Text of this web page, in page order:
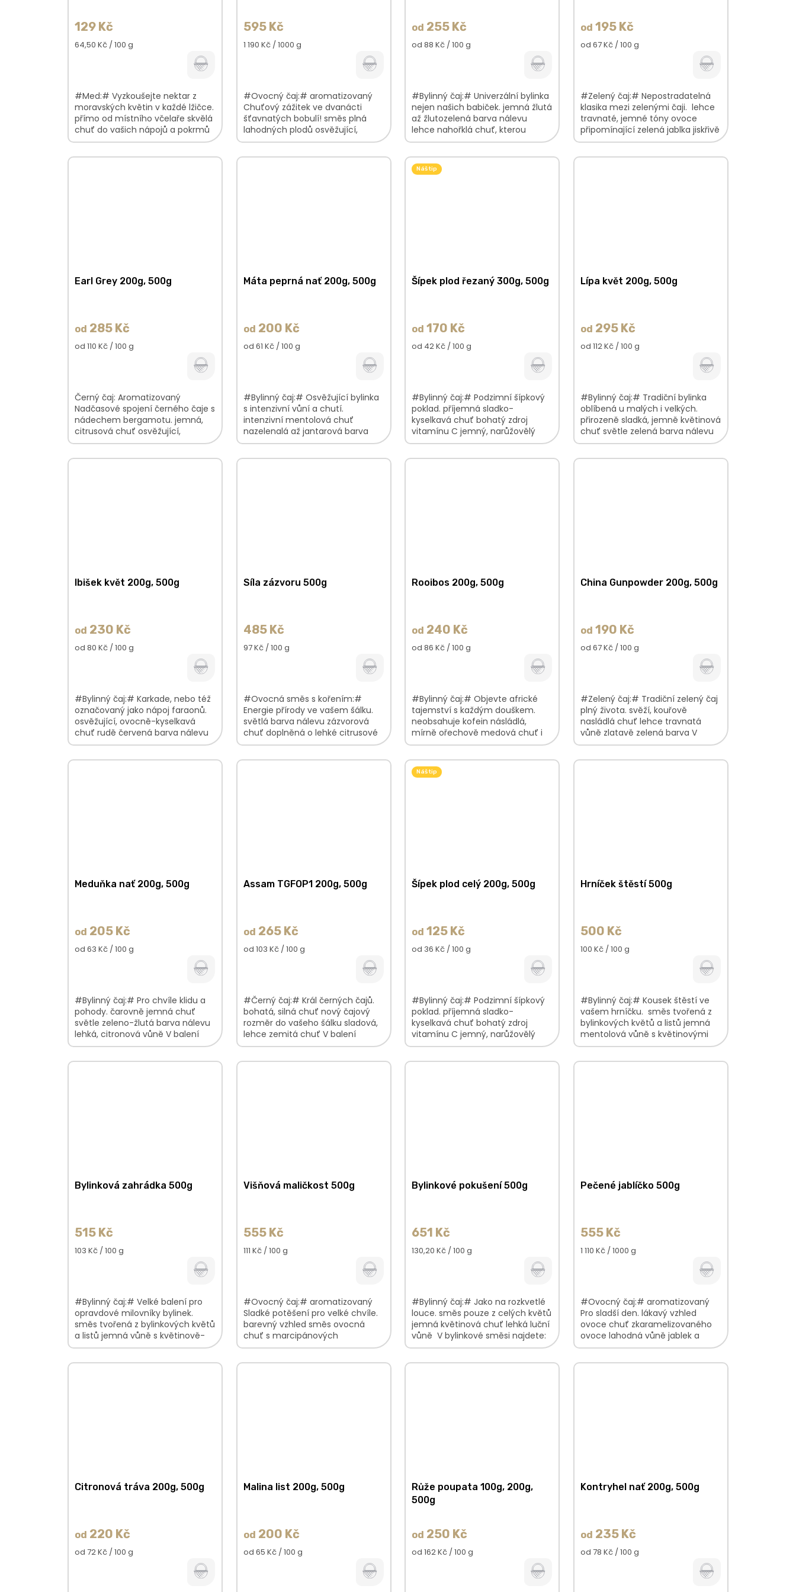
129 Kč
Měrná
64,50 Kč / 100 g
#Med:# Vyzkoušejte nektar z
moravských květin v každé lžičce.
přímo od místního včelaře skvělá
chuť do vašich nápojů a pokrmů
tekuté zlato Pouze jednotná
595 Kč
Měrná
1 190 Kč / 1000 g
#Ovocný čaj:# aromatizovaný
Chuťový zážitek ve dvanácti
šťavnatých bobulí! směs plná
lahodných plodů osvěžující,
ovocná chuť lahodná vůně
od 255 Kč
Měrná
od 88 Kč / 100 g
#Bylinný čaj:# Univerzální bylinka
nejen našich babiček. jemná žlutá
až žlutozelená barva nálevu
lehce nahořklá chuť, kterou
doporučujeme osladit lžičkou
od 195 Kč
Měrná
od 67 Kč / 100 g
#Zelený čaj:# Nepostradatelná
klasika mezi zelenými čaji. lehce
travnaté, jemné tóny ovoce
připomínající zelená jablka jiskřivě
svěží vůně žlutozelený nálev V...
Earl Grey 200g, 500g
od 285 Kč
Měrná
od 110 Kč / 100 g
Černý čaj: Aromatizovaný
Nadčasové spojení černého čaje s
nádechem bergamotu. jemná,
citrusová chuť osvěžující,
výrazná vůně typicky britský čaj
Máta peprná nať 200g, 500g
od 200 Kč
Měrná
od 61 Kč / 100 g
#Bylinný čaj:# Osvěžující bylinka
s intenzivní vůní a chutí.
intenzivní mentolová chuť
nazelenalá až jantarová barva
typická svěží vůně V balení
Náš tip
Šípek plod řezaný 300g, 500g
od 170 Kč
Měrná
od 42 Kč / 100 g
#Bylinný čaj:# Podzimní šípkový
poklad. příjemná sladko-
kyselkavá chuť bohatý zdroj
vitamínu C jemný, narůžovělý
nálev V balení najdete: Šípek plod
Lípa květ 200g, 500g
od 295 Kč
Měrná
od 112 Kč / 100 g
#Bylinný čaj:# Tradiční bylinka
oblíbená u malých i velkých.
přirozeně sladká, jemně květinová
chuť světle zelená barva nálevu
lehká květinová vůně V balení
Ibišek květ 200g, 500g
od 230 Kč
Měrná
od 80 Kč / 100 g
#Bylinný čaj:# Karkade, nebo též
označovaný jako nápoj faraonů.
osvěžující, ovocně-kyselkavá
chuť rudě červená barva nálevu
květinovo-ovocná vůně V balení
Síla zázvoru 500g
485 Kč
Měrná
97 Kč / 100 g
#Ovocná směs s kořením:#
Energie přírody ve vašem šálku.
světlá barva nálevu zázvorová
chuť doplněná o lehké citrusové
podtóny citrusově-kořeněná
Rooibos 200g, 500g
od 240 Kč
Měrná
od 86 Kč / 100 g
#Bylinný čaj:# Objevte africké
tajemství s každým douškem.
neobsahuje kofein násládlá,
mírně ořechově medová chuť i
aroma sytá, červenohnědá barva
China Gunpowder 200g, 500g
od 190 Kč
Měrná
od 67 Kč / 100 g
#Zelený čaj:# Tradiční zelený čaj
plný života. svěží, kouřově
nasládlá chuť lehce travnatá
vůně zlatavě zelená barva V
balení najdete: China
Meduňka nať 200g, 500g
od 205 Kč
Měrná
od 63 Kč / 100 g
#Bylinný čaj:# Pro chvíle klidu a
pohody. čarovně jemná chuť
světle zeleno-žlutá barva nálevu
lehká, citronová vůně V balení
najdete: Meduňka lékařskánať
Assam TGFOP1 200g, 500g
od 265 Kč
Měrná
od 103 Kč / 100 g
#Černý čaj:# Král černých čajů.
bohatá, silná chuť nový čajový
rozměr do vašeho šálku sladová,
lehce zemitá chuť V balení
najdete: Assam TGFOP1100%
Náš tip
Šípek plod celý 200g, 500g
od 125 Kč
Měrná
od 36 Kč / 100 g
#Bylinný čaj:# Podzimní šípkový
poklad. příjemná sladko-
kyselkavá chuť bohatý zdroj
vitamínu C jemný, narůžovělý
nálev V balení najdete: Šípek plod
Hrníček štěstí 500g
500 Kč
Měrná
100 Kč / 100 g
#Bylinný čaj:# Kousek štěstí ve
vašem hrníčku. směs tvořená z
bylinkových květů a listů jemná
mentolová vůně s květinovými
podtóny hladká, nasládlá chuť V...
Bylinková zahrádka 500g
515 Kč
Měrná
103 Kč / 100 g
#Bylinný čaj:# Velké balení pro
opravdové milovníky bylinek.
směs tvořená z bylinkových květů
a listů jemná vůně s květinově-
ovocnými podtóny hladká,
Višňová maličkost 500g
555 Kč
Měrná
111 Kč / 100 g
#Ovocný čaj:# aromatizovaný
Sladké potěšení pro velké chvíle.
barevný vzhled směs ovocná
chuť s marcipánových
nádechem lahodná vůně, která
Bylinkové pokušení 500g
651 Kč
Měrná
130,20 Kč / 100 g
#Bylinný čaj:# Jako na rozkvetlé
louce. směs pouze z celých květů
jemná květinová chuť lehká luční
vůně V bylinkové směsi najdete:
Heřmánekkvět...
Pečené jablíčko 500g
555 Kč
Měrná
1 110 Kč / 1000 g
#Ovocný čaj:# aromatizovaný
Pro sladší den. lákavý vzhled
ovoce chuť zkaramelizovaného
ovoce lahodná vůně jablek a
karamelu V ovocné směsi
Citronová tráva 200g, 500g
od 220 Kč
Měrná
od 72 Kč / 100 g
Malina list 200g, 500g
od 200 Kč
Měrná
od 65 Kč / 100 g
Růže poupata 100g, 200g,
500g
od 250 Kč
Měrná
od 162 Kč / 100 g
Kontryhel nať 200g, 500g
od 235 Kč
Měrná
od 78 Kč / 100 g